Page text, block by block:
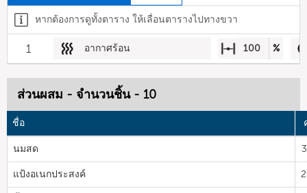
หากต้องการดูทั้งตาราง ให้เลื่อนตารางไปทางขวา
1 อากาศร้อน 100 %
ส่วนผสม - จำนวนชิ้น - 10
ชื่อ
นมสด
แป้งอเนกประสงค์